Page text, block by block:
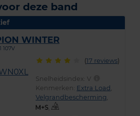
deze band
WINTER
107V
(17 reviews)
Snelheidsindex: V
Kenmerken: Extra Load
Velgrandbescherming
,